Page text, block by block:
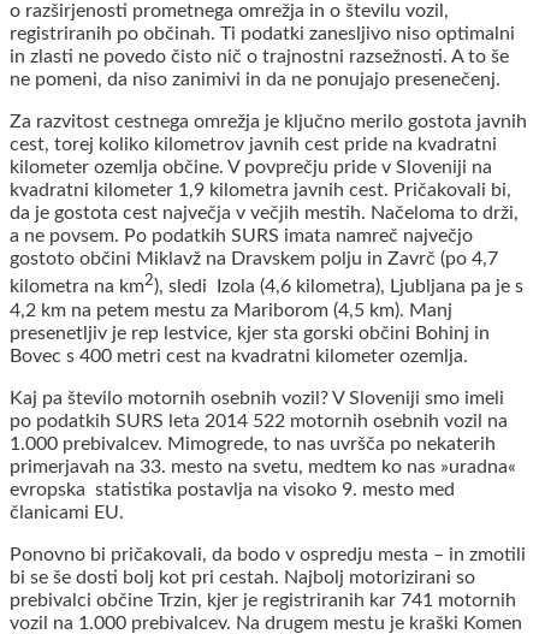
o razširjenosti prometnega omrežja in o številu vozil,
registriranih po občinah. Ti podatki zanesljivo niso optimalni
in zlasti ne povedo čisto nič o trajnostni razsežnosti. A to še
ne pomeni, da niso zanimivi in da ne ponujajo presenečenj.
Za razvitost cestnega omrežja je ključno merilo gostota javnih
cest, torej koliko kilometrov javnih cest pride na kvadratni
kilometer ozemlja občine. V povprečju pride v Sloveniji na
kvadratni kilometer 1,9 kilometra javnih cest. Pričakovali bi,
da je gostota cest največja v večjih mestih. Načeloma to drži,
a ne povsem. Po podatkih SURS imata namreč največjo
gostoto občini Miklavž na Dravskem polju in Zavrč (po 4,7
kilometra na km2), sledi Izola (4,6 kilometra), Ljubljana pa je s
4,2 km na petem mestu za Mariborom (4,5 km). Manj
presenetljiv je rep lestvice, kjer sta gorski občini Bohinj in
Bovec s 400 metri cest na kvadratni kilometer ozemlja.
Kaj pa število motornih osebnih vozil? V Sloveniji smo imeli
po podatkih SURS leta 2014 522 motornih osebnih vozil na
1.000 prebivalcev. Mimogrede, to nas uvršča po nekaterih
primerjavah na 33. mesto na svetu, medtem ko nas »uradna«
evropska statistika postavlja na visoko 9. mesto med
članicami EU.
Ponovno bi pričakovali, da bodo v ospredju mesta – in zmotili
bi se še dosti bolj kot pri cestah. Najbolj motorizirani so
prebivalci občine Trzin, kjer je registriranih kar 741 motornih
vozil na 1.000 prebivalcev. Na drugem mestu je kraški Komen